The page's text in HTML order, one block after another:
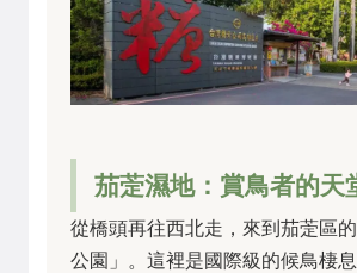
茄萣濕地：賞鳥者的天
從橋頭再往西北走，來到茄萣區
公園」。這裡是國際級的候鳥棲